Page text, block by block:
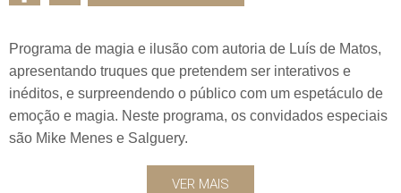
Programa de magia e ilusão com autoria de Luís de Matos,
apresentando truques que pretendem ser interativos e
inéditos, e surpreendendo o público com um espetáculo de
emoção e magia. Neste programa, os convidados especiais
são Mike Menes e Salguery.
VER MAIS